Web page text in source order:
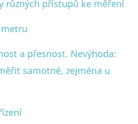
různých přístupů ke měření
a přesnost. Nevýhoda:
samotné, zejména u